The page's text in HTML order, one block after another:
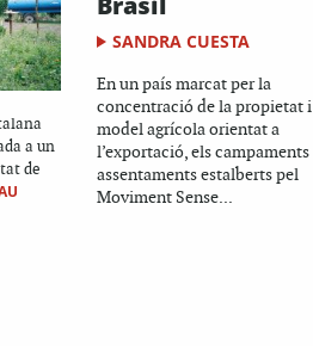
a un
de
SANDRA CUESTA
En un país marcat per la
concentració de la propietat
model agrícola orientat a
l’exportació, els campaments
assentaments estalberts pel
Moviment Sense...